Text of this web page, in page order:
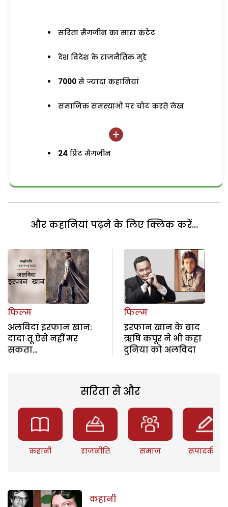
सरिता मैगजीन का सारा कंटेंट
देश विदेश के राजनैतिक मुद्दे
7000 से ज्यादा कहानियां
समाजिक समस्याओं पर चोट करते लेख
24 प्रिंट मैगजीन
और कहानियां पढ़ने के लिए क्लिक करें...
फिल्म
अलविदा इरफान खान:
दादा तू ऐसे नहीं मर
सकता…
फिल्म
इरफान खान के बाद
ऋषि कपूर ने भी कहा
दुनिया को अलविदा
सरिता से और
कहानी राजनीति समाज संपादकीय
कहानी